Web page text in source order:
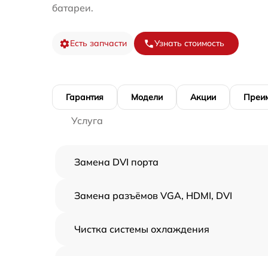
батареи.
Есть запчасти Узнать стоимость
Гарантия Модели Акции
Услуга
Замена DVI порта
Замена разъёмов VGA, HDMI, DVI
Чистка системы охлаждения